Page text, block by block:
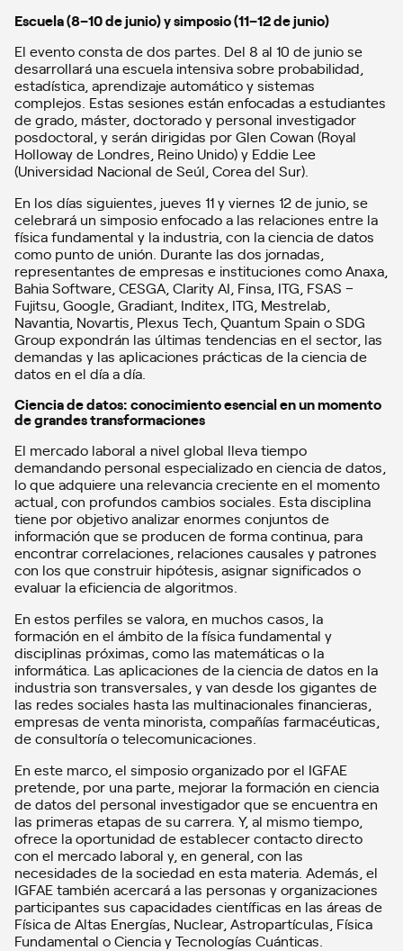
Escuela (8–10 de junio) y simposio (11–12 de junio)
El evento consta de dos partes. Del 8 al 10 de junio se
desarrollará una escuela intensiva sobre probabilidad,
estadística, aprendizaje automático y sistemas
complejos. Estas sesiones están enfocadas a estudiantes
de grado, máster, doctorado y personal investigador
posdoctoral, y serán dirigidas por Glen Cowan (Royal
Holloway de Londres, Reino Unido) y Eddie Lee
(Universidad Nacional de Seúl, Corea del Sur).
En los días siguientes, jueves 11 y viernes 12 de junio, se
celebrará un simposio enfocado a las relaciones entre la
física fundamental y la industria, con la ciencia de datos
como punto de unión. Durante las dos jornadas,
representantes de empresas e instituciones como Anaxa,
Bahia Software, CESGA, Clarity AI, Finsa, ITG, FSAS –
Fujitsu, Google, Gradiant, Inditex, ITG, Mestrelab,
Navantia, Novartis, Plexus Tech, Quantum Spain o SDG
Group expondrán las últimas tendencias en el sector, las
demandas y las aplicaciones prácticas de la ciencia de
datos en el día a día.
Ciencia de datos: conocimiento esencial en un momento
de grandes transformaciones
El mercado laboral a nivel global lleva tiempo
demandando personal especializado en ciencia de datos,
lo que adquiere una relevancia creciente en el momento
actual, con profundos cambios sociales. Esta disciplina
tiene por objetivo analizar enormes conjuntos de
información que se producen de forma continua, para
encontrar correlaciones, relaciones causales y patrones
con los que construir hipótesis, asignar significados o
evaluar la eficiencia de algoritmos.
En estos perfiles se valora, en muchos casos, la
formación en el ámbito de la física fundamental y
disciplinas próximas, como las matemáticas o la
informática. Las aplicaciones de la ciencia de datos en la
industria son transversales, y van desde los gigantes de
las redes sociales hasta las multinacionales financieras,
empresas de venta minorista, compañías farmacéuticas,
de consultoría o telecomunicaciones.
En este marco, el simposio organizado por el IGFAE
pretende, por una parte, mejorar la formación en ciencia
de datos del personal investigador que se encuentra en
las primeras etapas de su carrera. Y, al mismo tiempo,
ofrece la oportunidad de establecer contacto directo
con el mercado laboral y, en general, con las
necesidades de la sociedad en esta materia. Además, el
IGFAE también acercará a las personas y organizaciones
participantes sus capacidades científicas en las áreas de
Física de Altas Energías, Nuclear, Astropartículas, Física
Fundamental o Ciencia y Tecnologías Cuánticas.